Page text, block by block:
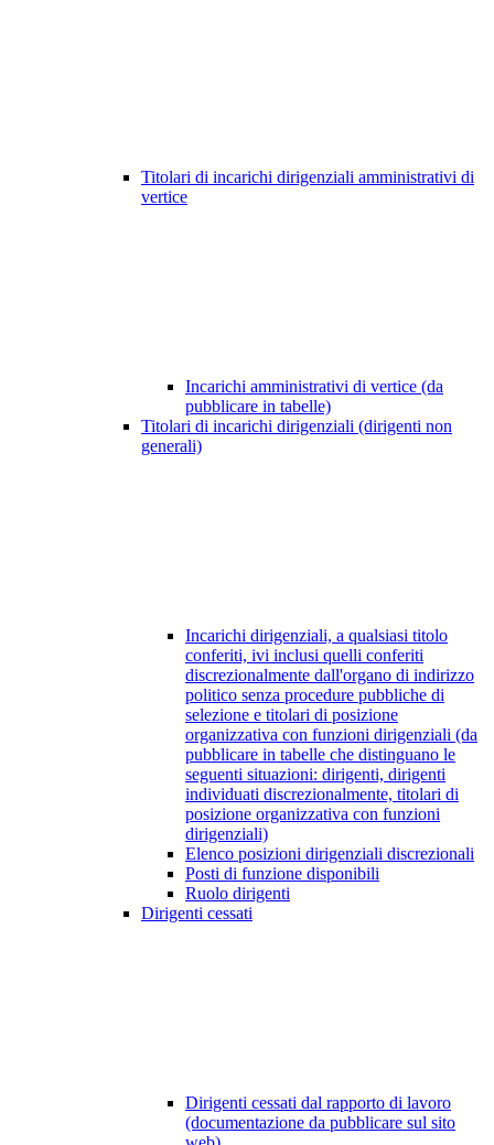
Titolari di incarichi dirigenziali amministrativi di
vertice
Incarichi amministrativi di vertice (da
pubblicare in tabelle)
Titolari di incarichi dirigenziali (dirigenti non
generali)
Incarichi dirigenziali, a qualsiasi titolo
conferiti, ivi inclusi quelli conferiti
discrezionalmente dall'organo di indirizzo
politico senza procedure pubbliche di
selezione e titolari di posizione
organizzativa con funzioni dirigenziali (da
pubblicare in tabelle che distinguano le
seguenti situazioni: dirigenti, dirigenti
individuati discrezionalmente, titolari di
posizione organizzativa con funzioni
dirigenziali)
Elenco posizioni dirigenziali discrezionali
Posti di funzione disponibili
Ruolo dirigenti
Dirigenti cessati
Dirigenti cessati dal rapporto di lavoro
(documentazione da pubblicare sul sito